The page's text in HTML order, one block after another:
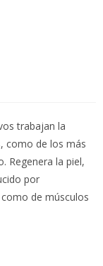
trabajan la
como de los más
Regenera la piel,
por
de músculos